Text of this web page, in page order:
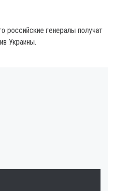
российские генералы получат
Украины.